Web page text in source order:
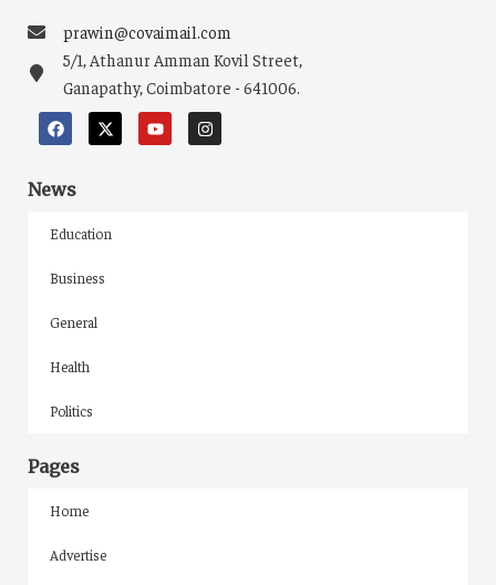
prawin@covaimail.com
5/1, Athanur Amman Kovil Street,
Ganapathy, Coimbatore - 641006.
News
Education
Business
General
Health
Politics
Pages
Home
Advertise